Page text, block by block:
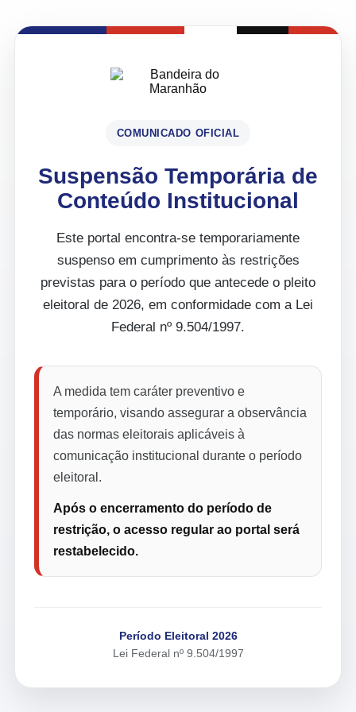
COMUNICADO OFICIAL
Suspensão Temporária de
Conteúdo Institucional
Este portal encontra-se temporariamente
suspenso em cumprimento às restrições
previstas para o período que antecede o pleito
eleitoral de 2026, em conformidade com a Lei
Federal nº 9.504/1997.
A medida tem caráter preventivo e
temporário, visando assegurar a observância
das normas eleitorais aplicáveis à
comunicação institucional durante o período
eleitoral.
Após o encerramento do período de
restrição, o acesso regular ao portal será
restabelecido.
Período Eleitoral 2026
Lei Federal nº 9.504/1997